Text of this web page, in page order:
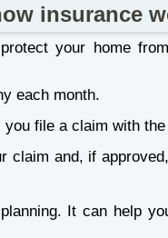
insurance
your home
each month.
file a claim with
claim and, if
It can help